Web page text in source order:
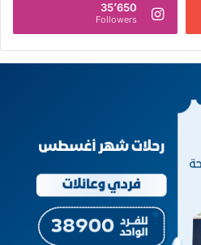
35٬650
Followers